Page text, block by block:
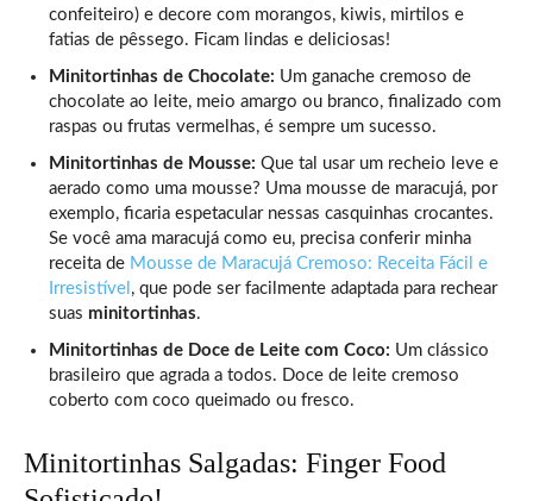
confeiteiro) e decore com morangos, kiwis, mirtilos e
fatias de pêssego. Ficam lindas e deliciosas!
Minitortinhas de Chocolate: Um ganache cremoso de
chocolate ao leite, meio amargo ou branco, finalizado com
raspas ou frutas vermelhas, é sempre um sucesso.
Minitortinhas de Mousse: Que tal usar um recheio leve e
aerado como uma mousse? Uma mousse de maracujá, por
exemplo, ficaria espetacular nessas casquinhas crocantes.
Se você ama maracujá como eu, precisa conferir minha
receita de Mousse de Maracujá Cremoso: Receita Fácil e
Irresistível , que pode ser facilmente adaptada para rechear
suas minitortinhas.
Minitortinhas de Doce de Leite com Coco: Um clássico
brasileiro que agrada a todos. Doce de leite cremoso
coberto com coco queimado ou fresco.
Minitortinhas Salgadas: Finger Food